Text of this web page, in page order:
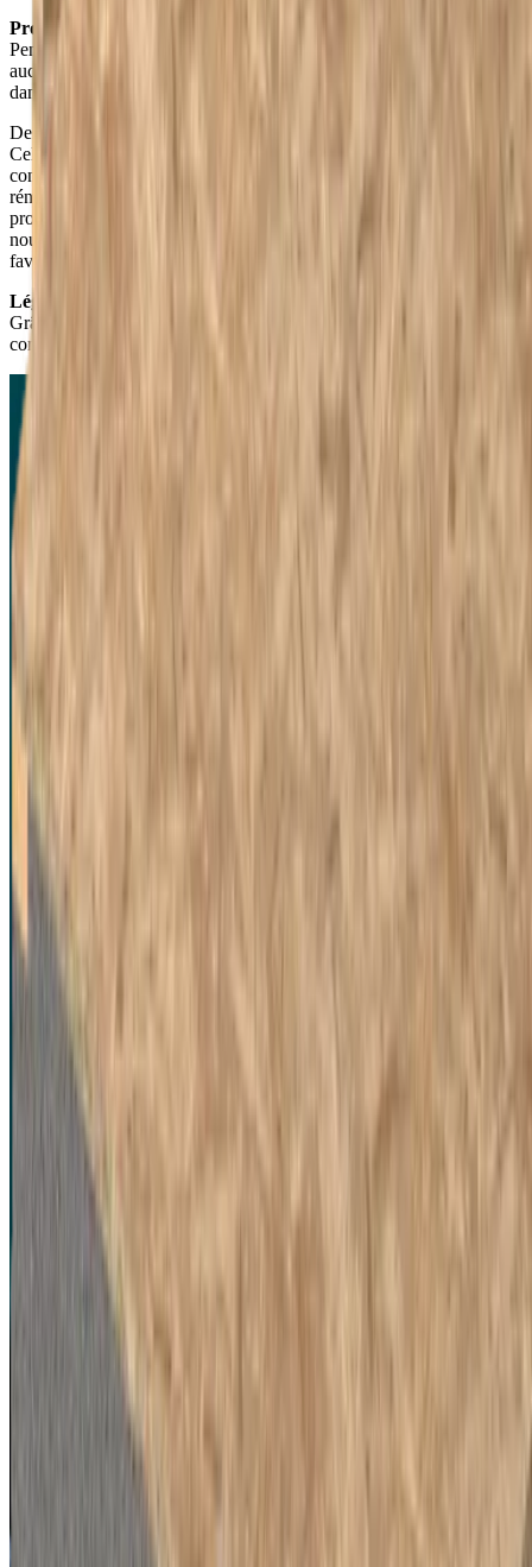
Production minimale de déchets
Pendant la production et le traitement de l'EPS, il y a quasiment
aucune perte de matériau. Les chutes sont facilement réintroduites
dans le processus de production.
De plus, nous proposons un service de collecte des déchets d'EPS.
Cela signifie que nous récupérons activement les déchets de
construction en EPS provenant de projets de démolition et de
rénovation. Ces restes sont ensuite recyclés avec les chutes de
production provenant de nos propres usines. Nous produisons de
nouveaux matériaux isolants à partir de ces matériaux et nous
favorisons la répétition de la chaîne de qualité.
Légèreté
Grâce à son faible poids, l'EPS réduit l'impact du transport,
contribuant ainsi à une réduction des émissions de CO2.